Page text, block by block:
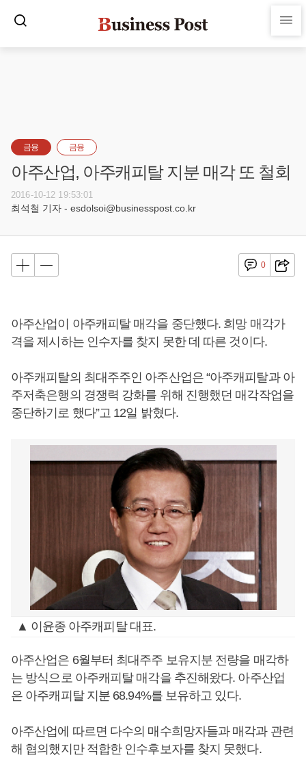
금융 금융
아주산업, 아주캐피탈 지분 매각 또 철회
2016-10-12 19:53:01
최석철 기자 - esdolsoi@businesspost.co.kr
0
아주산업이 아주캐피탈 매각을 중단했다. 희망 매각가
격을 제시하는 인수자를 찾지 못한 데 따른 것이다.
아주캐피탈의 최대주주인 아주산업은 “아주캐피탈과 아
주저축은행의 경쟁력 강화를 위해 진행했던 매각작업을
중단하기로 했다”고 12일 밝혔다.
▲ 이윤종 아주캐피탈 대표.
아주산업은 6월부터 최대주주 보유지분 전량을 매각하
는 방식으로 아주캐피탈 매각을 추진해왔다. 아주산업
은 아주캐피탈 지분 68.94%를 보유하고 있다.
아주산업에 따르면 다수의 매수희망자들과 매각과 관련
해 협의했지만 적합한 인수후보자를 찾지 못했다.